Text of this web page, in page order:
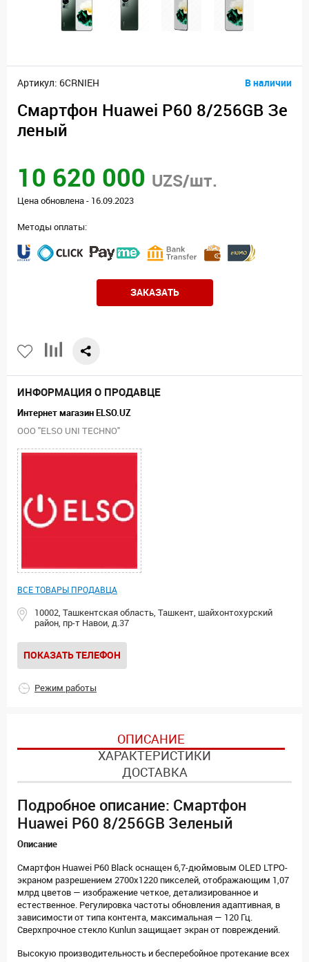
Артикул: 6CRNIEH В наличии
Смартфон Huawei P60 8/256GB Зе
леный
10 620 000 UZS/шт.
Цена обновлена - 16.09.2023
Методы оплаты:
ЗАКАЗАТЬ
ИНФОРМАЦИЯ О ПРОДАВЦЕ
Интернет магазин ELSO.UZ
ООО "ELSO UNI TECHNO"
ВСЕ ТОВАРЫ ПРОДАВЦА
10002, Ташкентская область, Ташкент, шайхонтохурский
район, пр-т Навои, д.37
ПОКАЗАТЬ ТЕЛЕФОН
Режим работы
ОПИСАНИЕ
ХАРАКТЕРИСТИКИ
ДОСТАВКА
Подробное описание: Смартфон
Huawei P60 8/256GB Зеленый
Описание
Смартфон Huawei P60 Black оснащен 6,7-дюймовым OLED LTPO-
экраном разрешением 2700х1220 пикселей, отображающим 1,07
млрд цветов — изображение четкое, детализированное и
естественное. Регулировка частоты обновления адаптивная, в
зависимости от типа контента, максимальная — 120 Гц.
Сверхпрочное стекло Kunlun защищает экран от повреждений.
Высокую производительность и бесперебойное протекание всех